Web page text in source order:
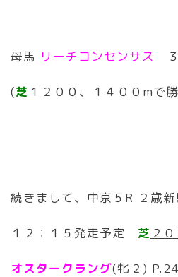
母馬 リーチコンセンサス
(芝 １２００、１４００mで
続きまして、中京５R ２歳新
１２：１５発走予定 芝 ２
オスタークラング(牝２)